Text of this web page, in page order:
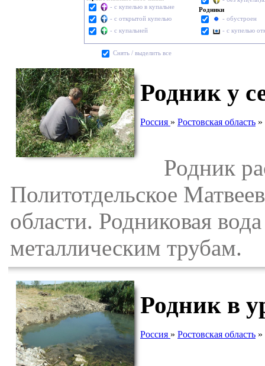
- с купелью в купальне
- с открытой купелью
- с купальней
Родники
- обустроен
- с купелью
Cнять / выделить все
Родник у
Россия » Ростовская область »
Родник
Политотдельское
области. Родниковая
металлическим трубам.
Родник в
Россия » Ростовская область »